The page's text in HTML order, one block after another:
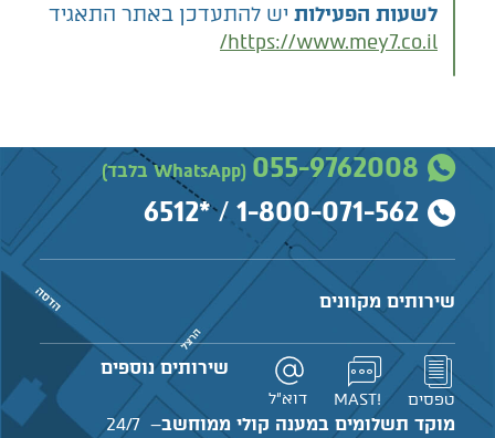
לשעות הפעילות יש להתעדכן באתר התאגיד
https://www.mey7.co.il/
055-9762008 (WhatsApp בלבד)
1-800-071-562
/
*6512
שירותים מקוונים
טפסים !MAST דוא"ל
שירותים נוספים
מוקד תשלומים במענה קולי ממוחשב– 24/7